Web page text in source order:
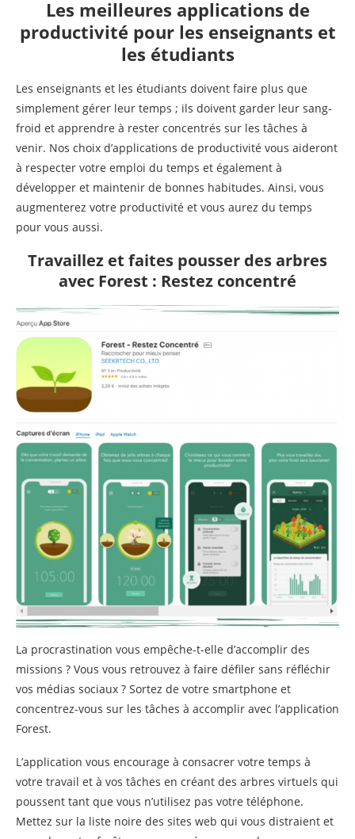
Les meilleures applications de
productivité pour les enseignants et
les étudiants
Les enseignants et les étudiants doivent faire plus que
simplement gérer leur temps ; ils doivent garder leur sang-
froid et apprendre à rester concentrés sur les tâches à
venir. Nos choix d’applications de productivité vous aideront
à respecter votre emploi du temps et également à
développer et maintenir de bonnes habitudes. Ainsi, vous
augmenterez votre productivité et vous aurez du temps
pour vous aussi.
Travaillez et faites pousser des arbres
avec Forest : Restez concentré
La procrastination vous empêche-t-elle d’accomplir des
missions ? Vous vous retrouvez à faire défiler sans réfléchir
vos médias sociaux ? Sortez de votre smartphone et
concentrez-vous sur les tâches à accomplir avec l’application
Forest.
L’application vous encourage à consacrer votre temps à
votre travail et à vos tâches en créant des arbres virtuels qui
poussent tant que vous n’utilisez pas votre téléphone.
Mettez sur la liste noire des sites web qui vous distraient et